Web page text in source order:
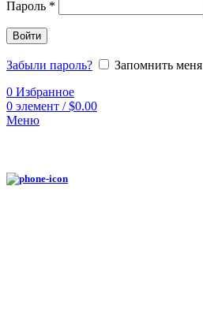
Пароль *
Войти
Забыли пароль?
Запомнить меня
0 Избранное
0 элемент / $0.00
Меню